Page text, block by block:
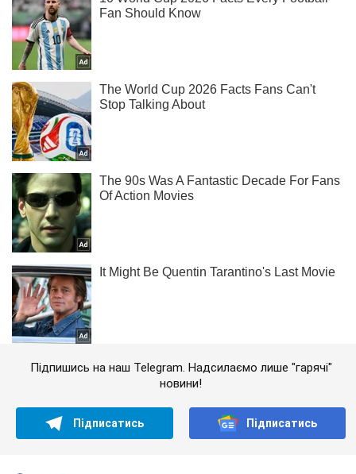
Підпишись на наш Telegram. Надсилаємо лише "гарячі"
новини!
Підписатись Підписатись